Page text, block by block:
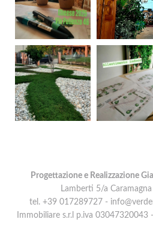
Progettazione e Realizzazione
Lamberti 5/a
tel. +39 017289727 -
Immobiliare s.r.l p.iva 03047320043